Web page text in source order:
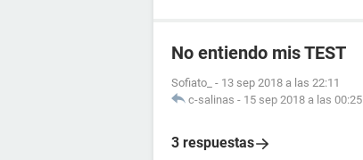
No entiendo mis TEST
Sofiato_ - 13 sep 2018 a las 22:11
c-salinas - 15 sep 2018 a las 00:25
3 respuestas